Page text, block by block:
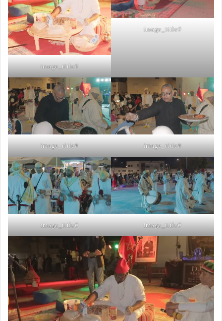
#image_title
#image_title
#image_title
#image_title
#image_title
#image_title